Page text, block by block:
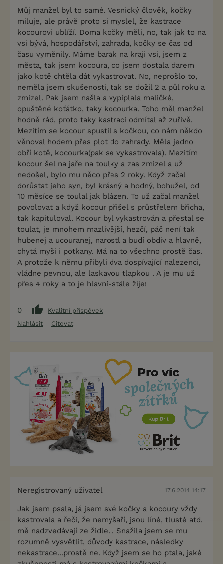
Můj manžel byl to samé. Vesnický člověk, kočky
miluje, ale právě proto si myslel, že kastrace
kocourovi ublíží. Doma kočky měli, no, tak jak to na
vsi bývá, hospodářství, zahrada, kočky se čas od
času vyměnily. Máme barák na kraji vsi, jsem z
města, tak jsem kocoura, co jsem dostala darem
jako kotě chtěla dát vykastrovat. No, neprošlo to,
neměla jsem skušenosti, tak se dožil 2 a půl roku a
zmizel. Pak jsem našla a vypiplala maličké,
opuštěné koťátko, taky kocourka. Toho měl manžel
hodně rád, proto taky kastraci odmítal až zuřivě.
Mezitím se kocour spustil s kočkou, co nám někdo
věnoval hodem přes plot do zahrady. Měla jedno
obří kotě, kocourka(pak se vykastrovala). Mezitím
kocour šel na jaře na toulky a zas zmizel a už
nedošel, bylo mu něco přes 2 roky. Když začal
dorůstat jeho syn, byl krásný a hodný, bohužel, od
10 měsíce se toulal jak blázen. To už začal manžel
povolovat a když kocour přišel s průstřelem břicha,
tak kapituloval. Kocour byl vykastrován a přestal se
toulat, je mnohem mazlivější, hezčí, páč není tak
hubenej a ucouranej, narostl a budí obdiv a hlavně,
chytá myši i potkany. Má na to všechno prostě čas.
A protože k němu přibyli dva dospívající nalezenci,
vládne pevnou, ale laskavou tlapkou . A je mu už
přes 4 roky a to je hlavní-stále žije!
0
Kvalitní příspěvek
Nahlásit
Citovat
Neregistrovaný uživatel 17.6.2014 14:17
Jak jsem psala, já jsem své kočky a kocoury vždy
kastrovala a řeči, že nemyšaří, jsou líné, tlusté atd.
mě nadzvedávají ze židle... Snažila jsem se mu
rozumně vysvětlit, důvody kastrace, následky
nekastrace...prostě ne. Když jsem se ho ptala, jaké